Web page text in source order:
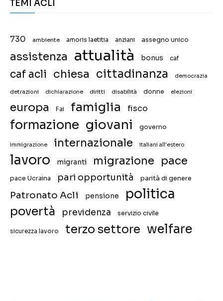
TEMI ACLI
730 ambiente amoris laetitia anziani assegno unico
assistenza attualità bonus caf
caf acli chiesa cittadinanza democrazia
detrazioni dichiarazione diritti disabilità donne elezioni
europa Fai famiglia fisco
formazione giovani governo
immigrazione internazionale italiani all'estero
lavoro migranti migrazione pace
pace Ucraina pari opportunità parità di genere
Patronato Acli pensione politica
povertà previdenza servizio civile
sicurezza lavoro terzo settore welfare